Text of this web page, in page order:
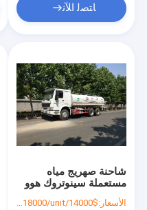
ﺎﺘﺼﻟ ﺍﻶﻧ
شاحنة صهريج مياه
مستعملة سينوتروك هوو
ديزل 6x4
الأسعار:$14000/unit-$18000/unit